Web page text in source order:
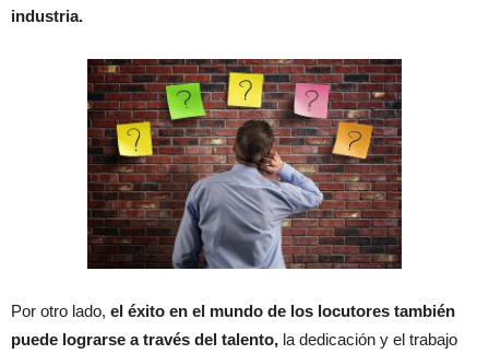
industria.
Por otro lado, el éxito en el mundo de los locutores también
puede lograrse a través del talento, la dedicación y el trabajo